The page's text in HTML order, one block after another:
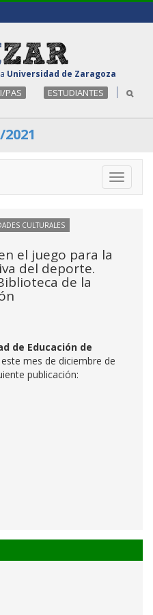
Universidad de Zaragoza
PAS ESTUDIANTES
Toggle
CULTURALES
el juego para la
del deporte.
de la
de Educación de
mes de diciembre de
publicación: